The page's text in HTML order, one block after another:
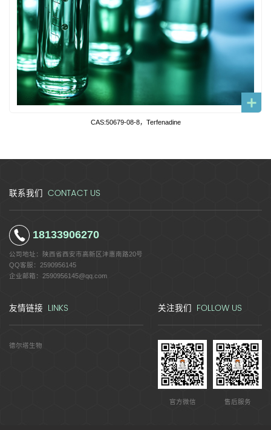
CAS:50679-08-8，Terfenadine
联系我们 CONTACT US
18133906270
公司地址：
陕西省西安市高新区沣惠南路20号
QQ客服： 2590956145
企业邮箱： 2590956145@qq.com
友情链接 LINKS
德尔塔生物
关注我们 FOLLOW US
官方微信 售后服务